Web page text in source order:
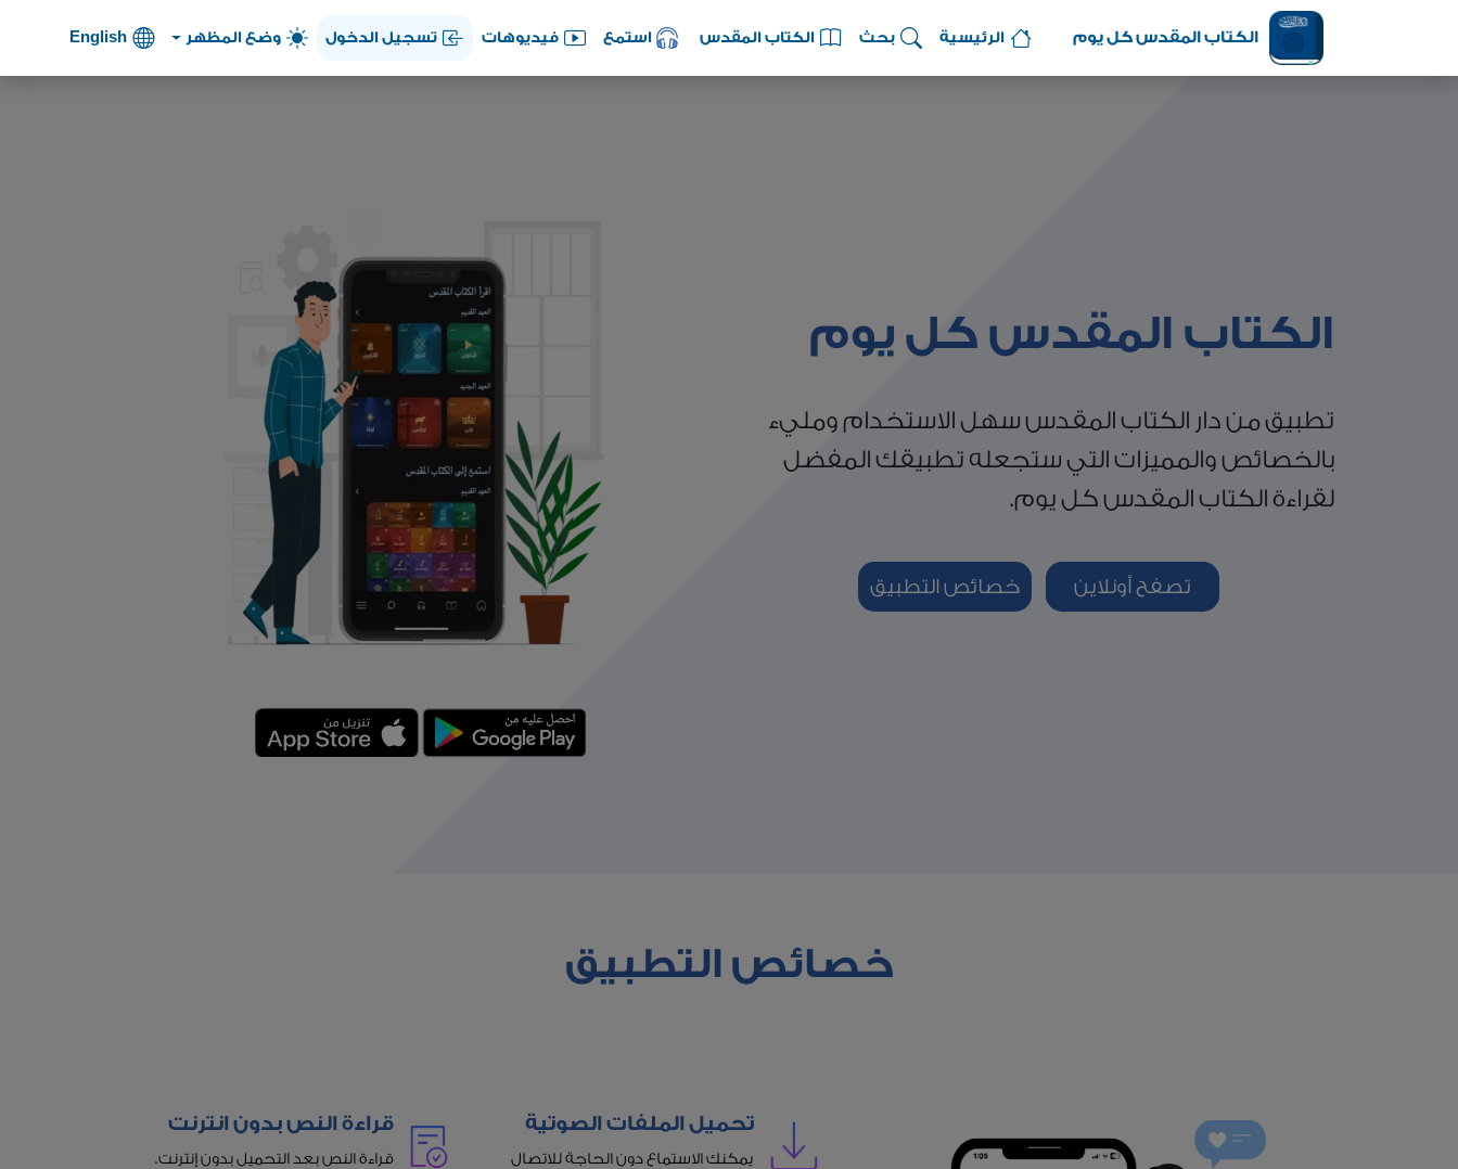
الكتاب المقدس كل يوم الرئيسية بحث الكتاب المقدس استمع فيديوهات تسجيل الدخول وضع المظهر English
الكتاب المقدس كل يوم
تطبيق من دار الكتاب المقدس سهل الاستخدام ومليء
بالخصائص والمميزات التي ستجعله تطبيقك المفضل
لقراءة الكتاب المقدس كل يوم.
تصفح أونلاين خصائص التطبيق
خصائص التطبيق
تحميل الملفات الصوتية
يمكنك الاستماع دون الحاجة للاتصال
قراءة النص بدون انترنت
قراءة النص بعد التحميل بدون إنترنت.